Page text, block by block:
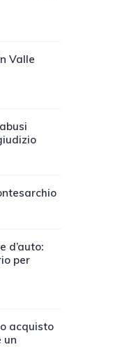
Valle
d’auto:
per
acquisto
un